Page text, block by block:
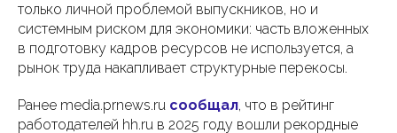
только личной проблемой выпускников, но и
системным риском для экономики: часть вложенных
в подготовку кадров ресурсов не используется, а
рынок труда накапливает структурные перекосы.
Ранее media.prnews.ru сообщал, что в рейтинг
работодателей hh.ru в 2025 году вошли рекордные